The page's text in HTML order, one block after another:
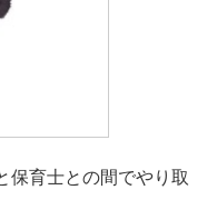
保育士との間でやり取